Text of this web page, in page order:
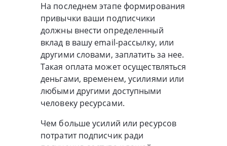
На последнем этапе формирования
привычки ваши подписчики
должны внести определенный
вклад в вашу email-рассылку, или
другими словами, заплатить за нее.
Такая оплата может осуществляться
деньгами, временем, усилиями или
любыми другими доступными
человеку ресурсами.
Чем больше усилий или ресурсов
потратит подписчик ради